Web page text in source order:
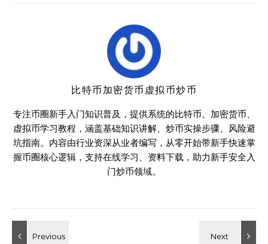
比特币加密货币虚拟币炒币
专注币圈新手入门知识普及，提供系统的比特币、加密货币、
虚拟币学习教程，涵盖基础知识讲解、炒币实操步骤、风险避
坑指南。内容由行业资深从业者编写，从零开始带新手快速掌
握币圈核心逻辑，支持在线学习、资料下载，助力新手安全入
门炒币领域。